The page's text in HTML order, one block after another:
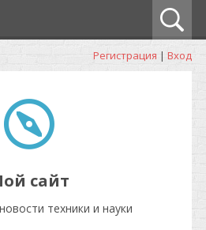
Регистрация | Вход
сайт
техники и науки